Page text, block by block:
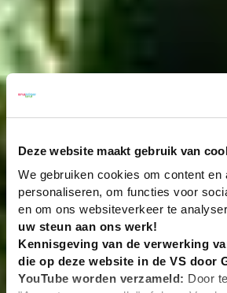
Deze website maakt gebruik van
We gebruiken cookies om content en
personaliseren, om functies voor
en om ons websiteverkeer te
uw steun aan ons werk!
Kennisgeving van de verwerking
die op deze website in de VS door
YouTube worden verzameld: Door